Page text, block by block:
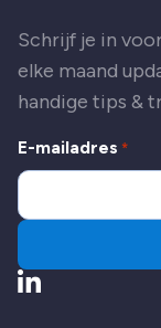
Schrijf je in
elke maand
handige tips &
E-mailadres *
Ga naar